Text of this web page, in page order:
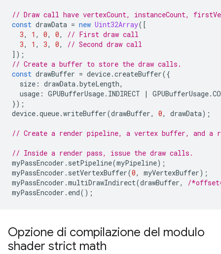
// Draw call have vertexCount, instanceCount,
const drawData = new Uint32Array([
3, 1 , 0, 0,
// First draw call
3, 1 , 3, 0,
// Second draw call
]);
// Create a buffer to store the draw calls.
const drawBuffer = device.createBuffer({
size : drawData.byteLength,
usage : GPUBufferUsage. INDIRECT | GPUBufferUsage.
});
device.queue.writeBuffer(drawBuffer, 0, drawData);
// Create a render pipeline, a vertex buffer, and a
// Inside a render pass, issue the draw calls.
myPassEncoder . setPipeline(myPipeline);
myPassEncoder . setVertexBuffer(0, myVertexBuffer);
myPassEncoder .multiDrawIndirect(drawBuffer,
/
myPassEncoder . end();
Opzione di compilazione del modulo
shader strict math